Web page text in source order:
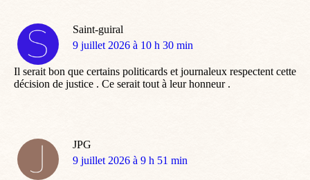
Saint-guiral
dit
9 juillet 2026 à 10 h 30 min
Il serait bon que certains politicards et journaleux respectent cette
décision de justice . Ce serait tout à leur honneur .
JPG
dit
9 juillet 2026 à 9 h 51 min